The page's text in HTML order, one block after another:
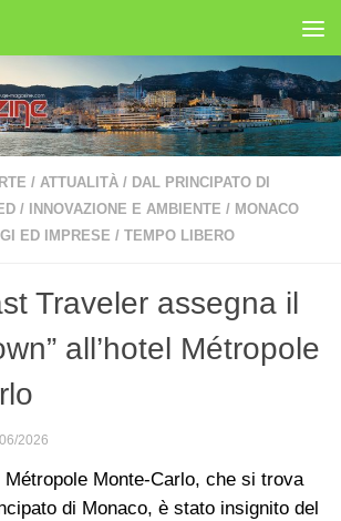
/ ATTUALITÀ / DAL PRINCIPATO DI
/ INNOVAZIONE E AMBIENTE / MONACO
ED IMPRESE / TEMPO LIBERO
Traveler assegna il
all’hotel Métropole
2026
Métropole Monte-Carlo, che si trova
di Monaco, è stato insignito del